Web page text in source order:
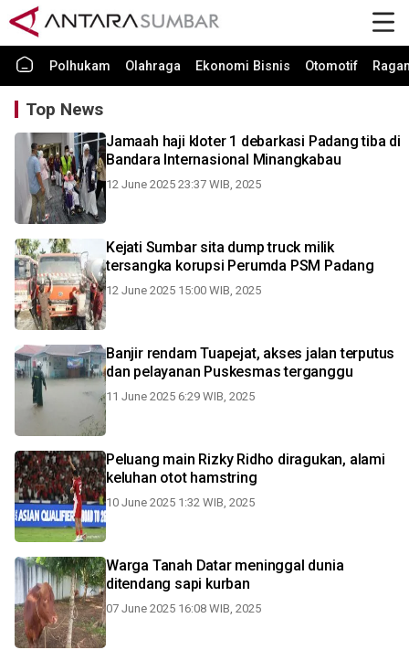
Polhukam Olahraga Ekonomi Bisnis Otomotif
Top News
Jamaah haji kloter 1 debarkasi Padang tiba di
Bandara Internasional Minangkabau
12 June 2025 23:37 WIB, 2025
Kejati Sumbar sita dump truck milik
tersangka korupsi Perumda PSM Padang
12 June 2025 15:00 WIB, 2025
Banjir rendam Tuapejat, akses jalan terputus
dan pelayanan Puskesmas terganggu
11 June 2025 6:29 WIB, 2025
Peluang main Rizky Ridho diragukan, alami
keluhan otot hamstring
10 June 2025 1:32 WIB, 2025
Warga Tanah Datar meninggal dunia
ditendang sapi kurban
07 June 2025 16:08 WIB, 2025